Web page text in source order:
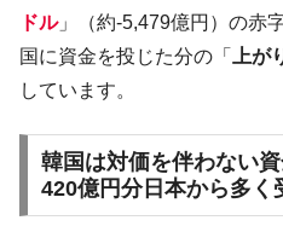
ドル」（約-5,479億円）の赤
国に資金を投じた分の「
上が
しています。
韓国は対価を伴わない
420億円分日本から多く